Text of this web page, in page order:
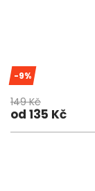
-9%
149 Kč
od 135 Kč